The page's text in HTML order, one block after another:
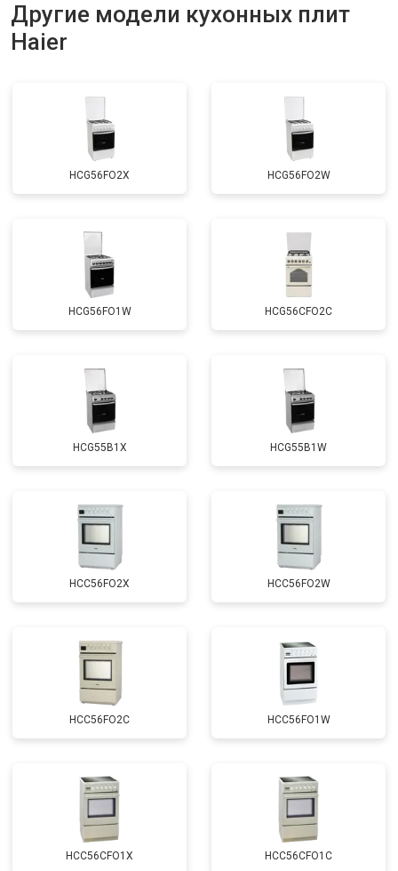
Другие модели кухонных плит
Haier
HCG56FO2X HCG56FO2W
HCG56FO1W HCG56CFO2C
HCG55B1X HCG55B1W
HCC56FO2X HCC56FO2W
HCC56FO2C HCC56FO1W
HCC56CFO1Х HCC56CFO1С